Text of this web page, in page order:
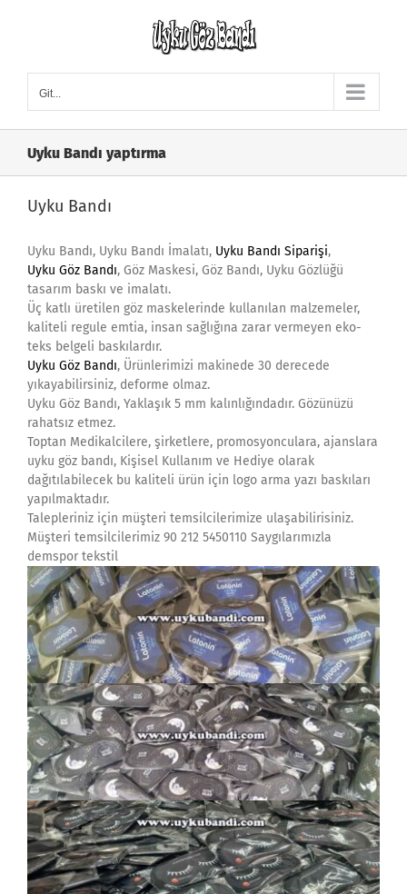
Git...
Uyku Bandı yaptırma
Uyku Bandı
Uyku Bandı, Uyku Bandı İmalatı, Uyku Bandı Siparişi,
Uyku Göz Bandı, Göz Maskesi, Göz Bandı, Uyku Gözlüğü
tasarım baskı ve imalatı.
Üç katlı üretilen göz maskelerinde kullanılan malzemeler,
kaliteli regule emtia, insan sağlığına zarar vermeyen eko-
teks belgeli baskılardır.
Uyku Göz Bandı, Ürünlerimizi makinede 30 derecede
yıkayabilirsiniz, deforme olmaz.
Uyku Göz Bandı, Yaklaşık 5 mm kalınlığındadır. Gözünüzü
rahatsız etmez.
Toptan Medikalcilere, şirketlere, promosyonculara, ajanslara
uyku göz bandı, Kişisel Kullanım ve Hediye olarak
dağıtılabilecek bu kaliteli ürün için logo arma yazı baskıları
yapılmaktadır.
Talepleriniz için müşteri temsilcilerimize ulaşabilirisiniz.
Müşteri temsilcilerimiz 90 212 5450110 Saygılarımızla
demspor tekstil